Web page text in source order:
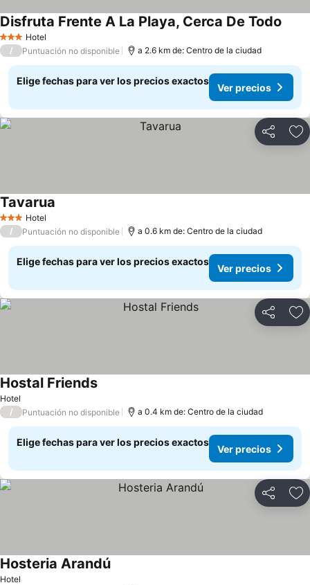
3 Estrellas
Hotel
Disfruta Frente A La Playa, Cerca De Todo
/ Puntuación no disponible a 2.6 km de: Centro de la ciudad
Elige fechas para ver los precios exactos
Ver precios
Compartir
3 Estrellas
Hotel
Tavarua
/ Puntuación no disponible a 0.6 km de: Centro de la ciudad
Elige fechas para ver los precios exactos
Ver precios
Compartir
Hotel
Hostal FriendsVer precios
/ Puntuación no disponible a 0.4 km de: Centro de la ciudad
Elige fechas para ver los precios exactos
Ver precios
Compartir
Hotel
Hosteria ArandúVer precios